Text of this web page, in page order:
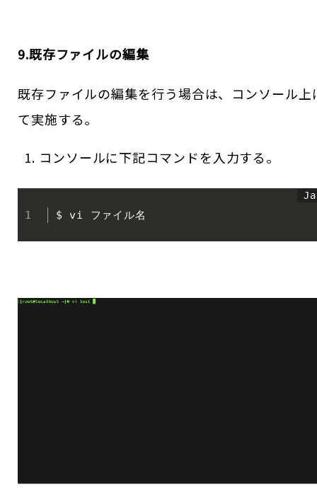
9.既存ファイルの編集
既存ファイルの編集を行う場合は、コンソール上
て実施する。
コンソールに下記コマンドを入力する。
$ vi ファイル名